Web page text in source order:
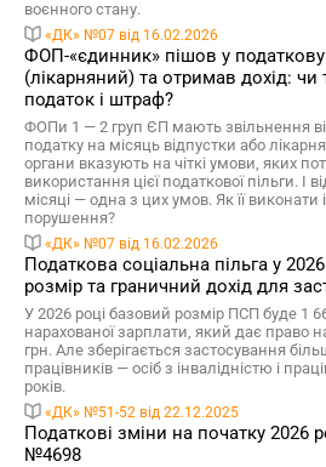
воєнного стану.
«ДК» №07 від 16.02.2026
ФОП-«єдинник» пішов у податкову
(лікарняний) та отримав дохід: чи
податок і штраф?
ФОПи 1 — 2 груп ЄП мають звільнення
податку на місяць відпустки або
органи вказують на чіткі умови, яких
використання цієї податкової пільги. І
місяці — одна з цих умов. Як її виконати
порушення?
«ДК» №07 від 16.02.2026
Податкова соціальна пільга у
розмір та граничний дохід для
У 2026 році базовий розмір ПСП буде 1
нарахованої зарплати, який дає право
грн. Але зберігається застосування
працівників — осіб з інвалідністю і
років.
«ДК» №51-52 від 22.12.2025
Податкові зміни на початку 2026
№4698